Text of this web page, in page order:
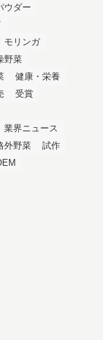
ウダー
モリンガ
野菜
健康・栄養
受賞
業界ニュース
外野菜
試作